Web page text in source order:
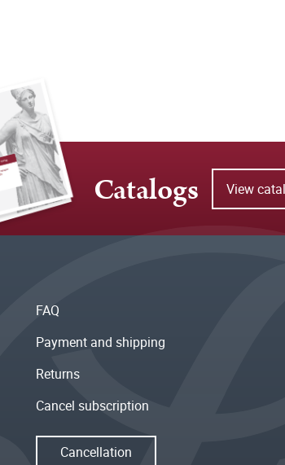
Catalogs View
FAQ
Payment and shipping
Returns
Cancel subscription
Cancellation